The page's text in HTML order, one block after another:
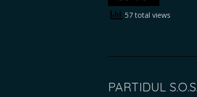
57 total views
PARTIDUL